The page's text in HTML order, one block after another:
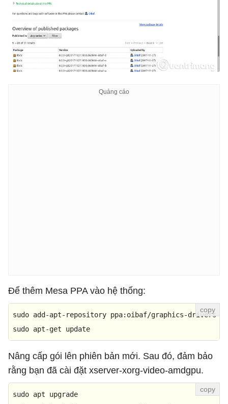
Để thêm Mesa PPA vào hệ thống:
sudo add -apt- repository ppa:oibaf/graphics-drivers
sudo apt-get update
Nâng cấp gói lên phiên bản mới. Sau đó, đảm bảo
rằng bạn đã cài đặt xserver-xorg-video-amdgpu.
sudo apt upgrade